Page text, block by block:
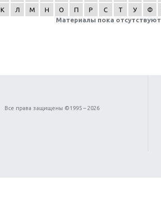
К Л М Н О П Р С Т У Ф
Материалы пока отсутствуют
Все права защищены ©1995 – 2026